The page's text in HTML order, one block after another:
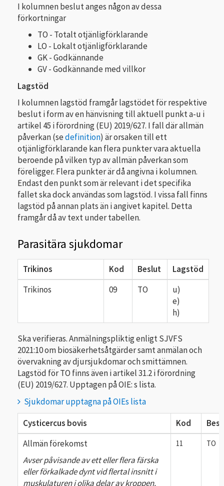
I kolumnen beslut anges någon av dessa
förkortningar
TO - Totalt otjänligförklarande
LO - Lokalt otjänligförklarande
GK - Godkännande
GV - Godkännande med villkor
Lagstöd
I kolumnen lagstöd framgår lagstödet för respektive
beslut i form av en hänvisning till aktuell punkt a-u i
artikel 45 i förordning (EU) 2019/627. I fall där allmän
påverkan (sedefinition) är orsaken till ett
otjänligförklarande kan flera punkter vara aktuella
beroende på vilken typ av allmän påverkan som
föreligger. Flera punkter är då angivna i kolumnen.
Endast den punkt som är relevant i det specifika
fallet ska dock användas som lagstöd. I vissa fall finns
lagstöd på annan plats än i angivet kapitel. Detta
framgår då av text under tabellen.
Parasitära sjukdomar
Trikinos Kod Beslut
Lagstöd
Trikinos
09 TO
u)
e)
h)
Ska verifieras. Anmälningspliktig enligt SJVFS
2021:10 om biosäkerhetsåtgärder samt anmälan och
övervakning av djursjukdomar och smittämnen.
Lagstöd för TO finns även i artikel 31.2 i förordning
(EU) 2019/627. Upptagen på OIE: s lista.
Sjukdomar upptagna på OIEs lista
Cysticercus bovis
Kod
Allmän förekomst
Avser påvisande av ett eller flera färska
eller för­kalkade dynt vid flertal insnitt i
muskulaturen i olika delar av kroppen.
11 TO